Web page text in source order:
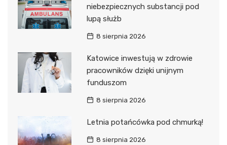
niebezpiecznych substancji pod
lupą służb
8 sierpnia 2026
Katowice inwestują w zdrowie
pracowników dzięki unijnym
funduszom
8 sierpnia 2026
Letnia potańcówka pod chmurką!
8 sierpnia 2026